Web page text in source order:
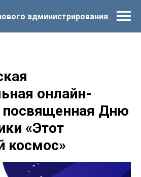
администрирования
онлайн-
посвященная Дню
«Этот
космос»